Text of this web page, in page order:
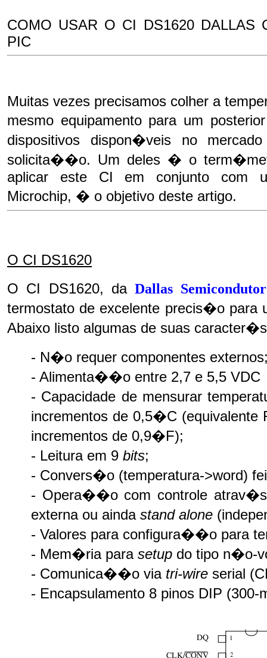
COMO USAR O CI DS1620 DALLAS
PIC
Muitas vezes precisamos colher a
mesmo equipamento para um
dispositivos dispon�veis no
solicita��o. Um deles � o
aplicar este CI em conjunto com
Microchip, � o objetivo deste artigo.
O CI DS1620
O CI DS1620, daDallas
termostato de excelente precis�o para
Abaixo listo algumas de suas
- N�o requer componentes
- Alimenta��o entre 2,7 e 5,5 VDC
- Capacidade de mensurar
incrementos de 0,5�C
incrementos de 0,9�F);
- Leitura em 9 bits;
- Convers�o (temperatura->word)
- Opera��o com controle atrav�s
externa ou ainda stand alone
- Valores para configura��o para
- Mem�ria para setup do tipo n�o-
- Comunica��o via tri-wire serial
- Encapsulamento 8 pinos DIP (300-